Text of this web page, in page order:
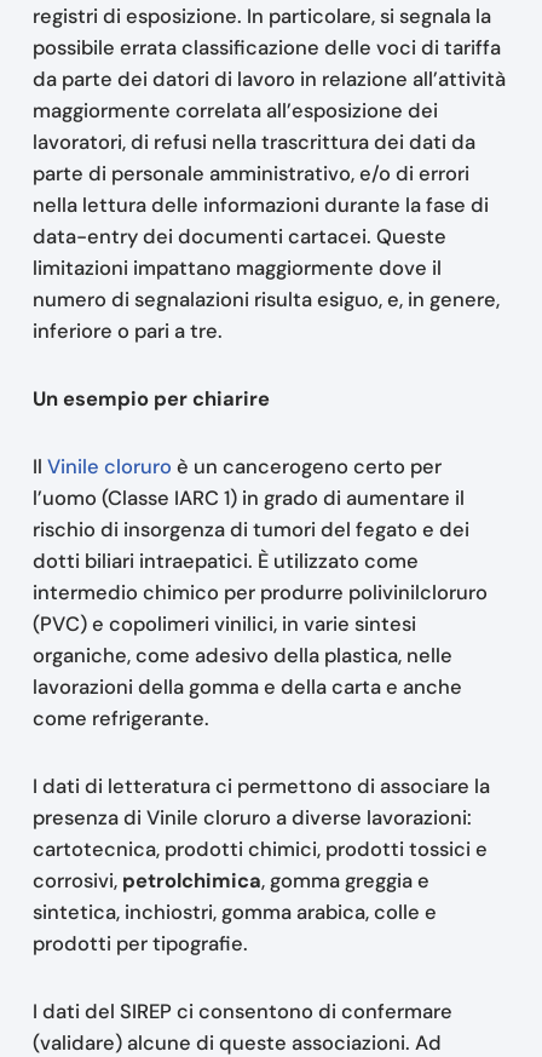
registri di esposizione. In particolare, si segnala la
possibile errata classificazione delle voci di tariffa
da parte dei datori di lavoro in relazione all’attività
maggiormente correlata all’esposizione dei
lavoratori, di refusi nella trascrittura dei dati da
parte di personale amministrativo, e/o di errori
nella lettura delle informazioni durante la fase di
data-entry dei documenti cartacei. Queste
limitazioni impattano maggiormente dove il
numero di segnalazioni risulta esiguo, e, in genere,
inferiore o pari a tre.
Un esempio per chiarire
Il Vinile cloruro è un cancerogeno certo per
l’uomo (Classe IARC 1) in grado di aumentare il
rischio di insorgenza di tumori del fegato e dei
dotti biliari intraepatici. È utilizzato come
intermedio chimico per produrre polivinilcloruro
(PVC) e copolimeri vinilici, in varie sintesi
organiche, come adesivo della plastica, nelle
lavorazioni della gomma e della carta e anche
come refrigerante.
I dati di letteratura ci permettono di associare la
presenza di Vinile cloruro a diverse lavorazioni:
cartotecnica, prodotti chimici, prodotti tossici e
corrosivi, petrolchimica, gomma greggia e
sintetica, inchiostri, gomma arabica, colle e
prodotti per tipografie.
I dati del SIREP ci consentono di confermare
(validare) alcune di queste associazioni. Ad